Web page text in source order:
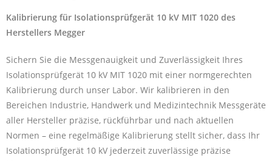
Kalibrierung für Isolationsprüfgerät 10 kV MIT 1020 des
Herstellers Megger
Sichern Sie die Messgenauigkeit und Zuverlässigkeit Ihres
Isolationsprüfgerät 10 kV MIT 1020 mit einer normgerechten
Kalibrierung durch unser Labor. Wir kalibrieren in den
Bereichen Industrie, Handwerk und Medizintechnik Messgeräte
aller Hersteller präzise, rückführbar und nach aktuellen
Normen – eine regelmäßige Kalibrierung stellt sicher, dass Ihr
Isolationsprüfgerät 10 kV jederzeit zuverlässige präzise